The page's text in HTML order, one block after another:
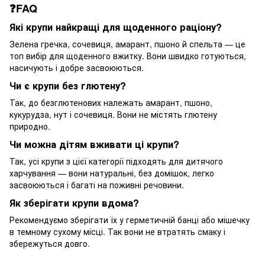
❓FAQ
Які крупи найкращі для щоденного раціону?
Зелена гречка, сочевиця, амарант, пшоно й спельта — це
топ вибір для щоденного вжитку. Вони швидко готуються,
насичують і добре засвоюються.
Чи є крупи без глютену?
Так, до безглютенових належать амарант, пшоно,
кукурудза, нут і сочевиця. Вони не містять глютену
природно.
Чи можна дітям вживати ці крупи?
Так, усі крупи з цієї категорії підходять для дитячого
харчування — вони натуральні, без домішок, легко
засвоюються і багаті на поживні речовини.
Як зберігати крупи вдома?
Рекомендуємо зберігати їх у герметичній банці або мішечку
в темному сухому місці. Так вони не втратять смаку і
збережуться довго.